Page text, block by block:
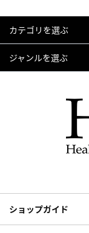
カテゴリを選ぶ
ジャンルを選ぶ
ショップガイド